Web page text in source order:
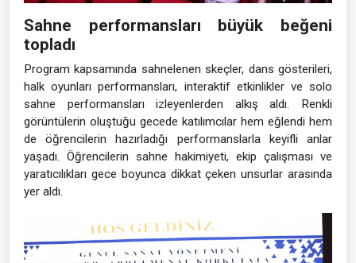
Sahne performansları büyük beğeni
topladı
Program kapsamında sahnelenen skeçler, dans gösterileri,
halk oyunları performansları, interaktif etkinlikler ve solo
sahne performansları izleyenlerden alkış aldı. Renkli
görüntülerin oluştuğu gecede katılımcılar hem eğlendi hem
de öğrencilerin hazırladığı performanslarla keyifli anlar
yaşadı. Öğrencilerin sahne hakimiyeti, ekip çalışması ve
yaratıcılıkları gece boyunca dikkat çeken unsurlar arasında
yer aldı.